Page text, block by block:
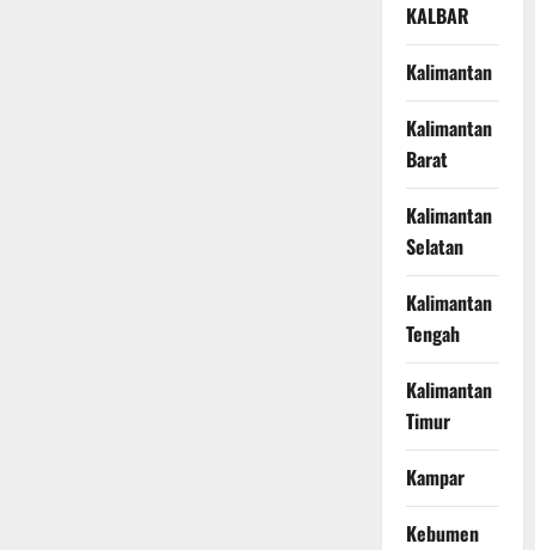
KALBAR
Kalimantan
Kalimantan
Barat
Kalimantan
Selatan
Kalimantan
Tengah
Kalimantan
Timur
Kampar
Kebumen